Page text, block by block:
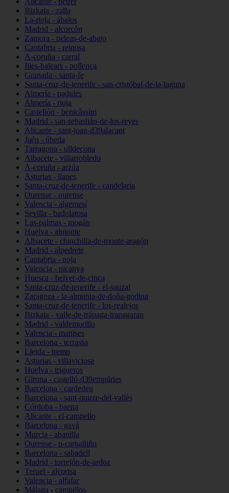
Bizkaia - zalla
La-rioja - ábalos
Madrid - alcorcón
Zamora - peleas-de-abajo
Cantabria - reinosa
A-coruña - carral
Illes-balears - pollença
Granada - santa-fe
Santa-cruz-de-tenerife - san-cristóbal-de-la-laguna
Almería - padules
Almería - rioja
Castellón - benicàssim
Madrid - san-sebastián-de-los-reyes
Alicante - sant-joan-d39alacant
Jaén - úbeda
Tarragona - ulldecona
Albacete - villarrobledo
A-coruña - arzúa
Asturias - llanes
Santa-cruz-de-tenerife - candelaria
Ourense - ourense
Valencia - algemesí
Sevilla - badolatosa
Las-palmas - mogán
Huelva - almonte
Albacete - chinchilla-de-monte-aragón
Madrid - alpedrete
Cantabria - noja
Valencia - picanya
Huesca - belver-de-cinca
Santa-cruz-de-tenerife - el-sauzal
Zaragoza - la-almunia-de-doña-godina
Santa-cruz-de-tenerife - los-realejos
Bizkaia - valle-de-trápaga-trapagaran
Madrid - valdemorillo
Valencia - manises
Barcelona - terrassa
Lleida - tremp
Asturias - villaviciosa
Huelva - trigueros
Girona - castelló-d39empúries
Barcelona - cardedeu
Barcelona - sant-quirze-del-vallès
Córdoba - baena
Alicante - el-campello
Barcelona - gavà
Murcia - abanilla
Ourense - o-carballiño
Barcelona - sabadell
Madrid - torrejón-de-ardoz
Teruel - alcorisa
Valencia - alfafar
Málaga - campillos